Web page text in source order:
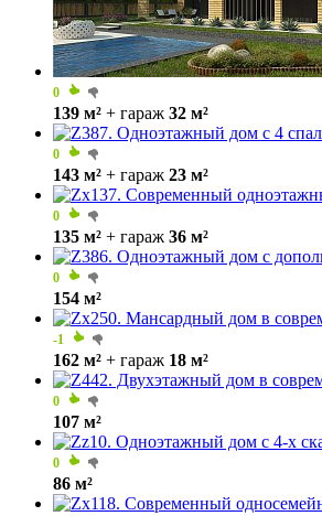
0
139 м² + гараж 32 м²
0
143 м² + гараж 23 м²
0
135 м² + гараж 36 м²
0
154 м²
-1
162 м² + гараж 18 м²
0
107 м²
0
86 м²